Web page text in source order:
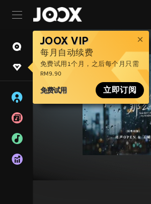
JOOX VIP
每月自动续费
免费试用1个月，之后每个月只需
RM9.90
免费试用 立即订阅